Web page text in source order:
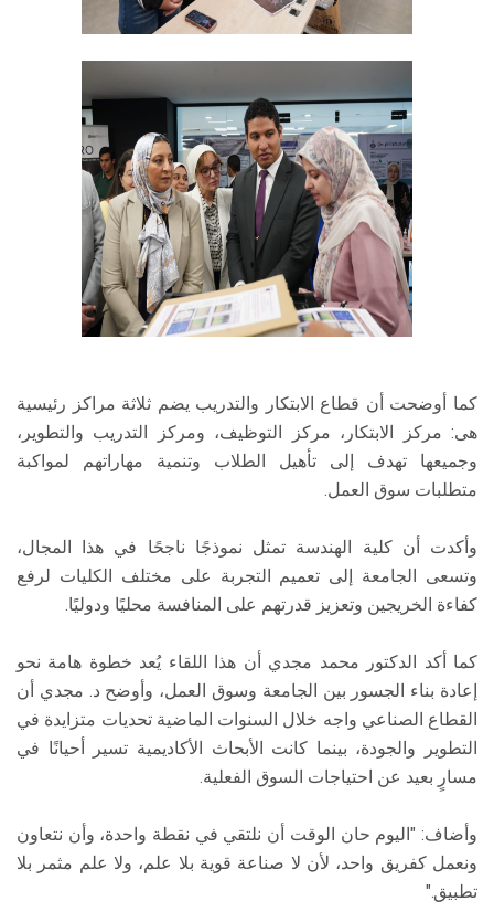
كما أوضحت أن قطاع الابتكار والتدريب يضم ثلاثة مراكز رئيسية
هى: مركز الابتكار، مركز التوظيف، ومركز التدريب والتطوير،
وجميعها تهدف إلى تأهيل الطلاب وتنمية مهاراتهم لمواكبة
متطلبات سوق العمل.
وأكدت أن كلية الهندسة تمثل نموذجًا ناجحًا في هذا المجال،
وتسعى الجامعة إلى تعميم التجربة على مختلف الكليات لرفع
كفاءة الخريجين وتعزيز قدرتهم على المنافسة محليًا ودوليًا.
كما أكد الدكتور محمد مجدي أن هذا اللقاء يُعد خطوة هامة نحو
إعادة بناء الجسور بين الجامعة وسوق العمل، وأوضح د. مجدي أن
القطاع الصناعي واجه خلال السنوات الماضية تحديات متزايدة في
التطوير والجودة، بينما كانت الأبحاث الأكاديمية تسير أحيانًا في
مسارٍ بعيد عن احتياجات السوق الفعلية.
وأضاف: "اليوم حان الوقت أن نلتقي في نقطة واحدة، وأن نتعاون
ونعمل كفريق واحد، لأن لا صناعة قوية بلا علم، ولا علم مثمر بلا
تطبيق."